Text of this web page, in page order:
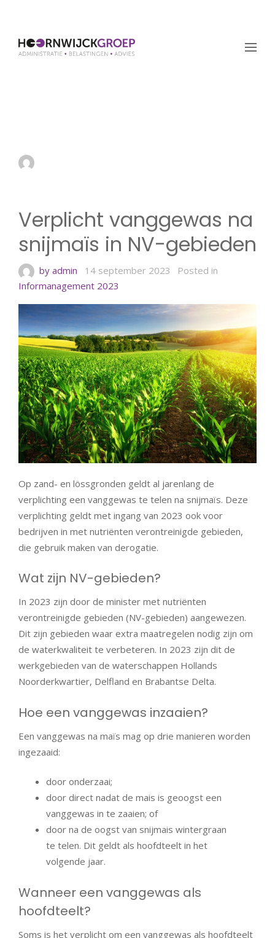
Verplicht vanggewas na
snijmaïs in NV-gebieden
by admin 14 september 2023
Posted in
Informanagement 2023
Op zand- en lössgronden geldt al jarenlang de
verplichting een vanggewas te telen na snijmaïs. Deze
verplichting geldt met ingang van 2023 ook voor
bedrijven in met nutriënten verontreinigde gebieden,
die gebruik maken van derogatie.
Wat zijn NV-gebieden?
In 2023 zijn door de minister met nutriënten
verontreinigde gebieden (NV-gebieden) aangewezen.
Dit zijn gebieden waar extra maatregelen nodig zijn om
de waterkwaliteit te verbeteren. In 2023 zijn dit de
werkgebieden van de waterschappen Hollands
Noorderkwartier, Delfland en Brabantse Delta.
Hoe een vanggewas inzaaien?
Een vanggewas na maïs mag op drie manieren worden
ingezaaid:
door onderzaai;
door direct nadat de mais is geoogst een
vanggewas in te zaaien; of
door na de oogst van snijmais wintergraan
te telen. Dit geldt als hoofdteelt in het
volgende jaar.
Wanneer een vanggewas als
hoofdteelt?
Soms is het verplicht om een vanggewas als hoofdteelt